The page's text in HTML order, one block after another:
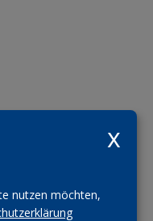
nutzen möchten,